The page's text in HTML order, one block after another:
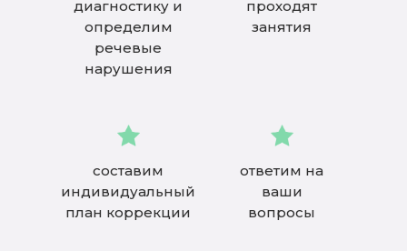
диагностику и
определим
речевые
нарушения
составим
индивидуальный
план коррекции
ответим на
ваши
вопросы
проходят
занятия